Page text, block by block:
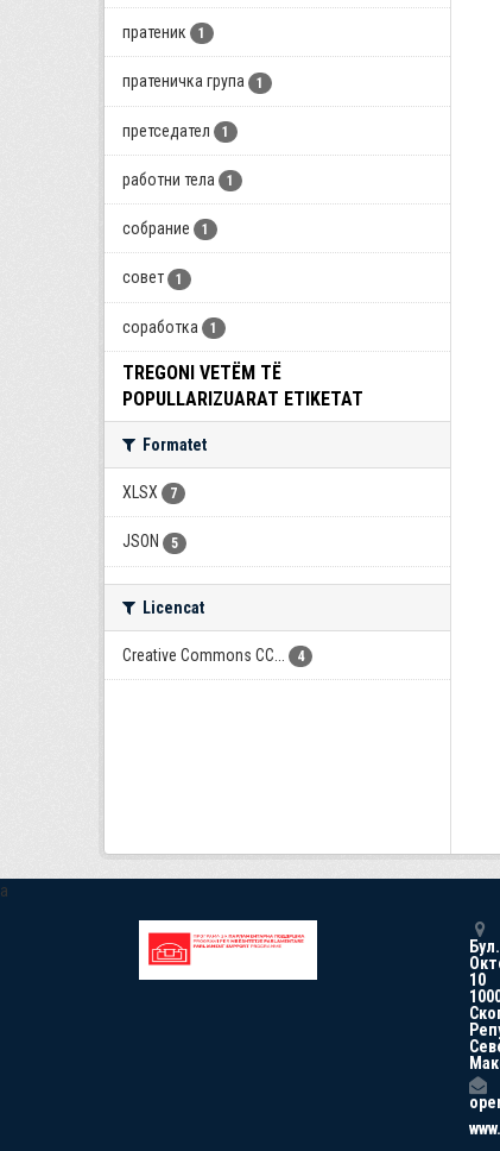
пратеник 1
пратеничка група 1
претседател 1
работни тела 1
собрание 1
совет 1
соработка 1
TREGONI VETËM TË
POPULLARIZUARAT ETIKETAT
Formatet
XLSX 7
JSON 5
Licencat
Creative Commons CC... 4
a
10